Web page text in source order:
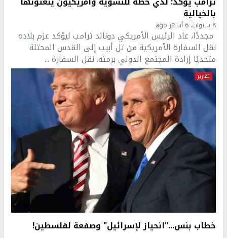
بالخيالية
8 سنوات، 6 أشهر ago
مجددًا، عاد الرئيس الأمريكي دونالد ترامب ليؤكد عزم بلاده
نقل السفارة الأمريكية من تل أبيب إلى القدس المحتلة
متحديًا إرادة المجتمع الدولي برمته. نقل السفارة ...
تقارير
خطاب بنس..."انحياز لإسرائيل" وصفعة لفلسطين!